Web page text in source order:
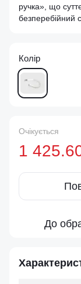
ручка», що
безперебійний
Колір
Очікується
1
До